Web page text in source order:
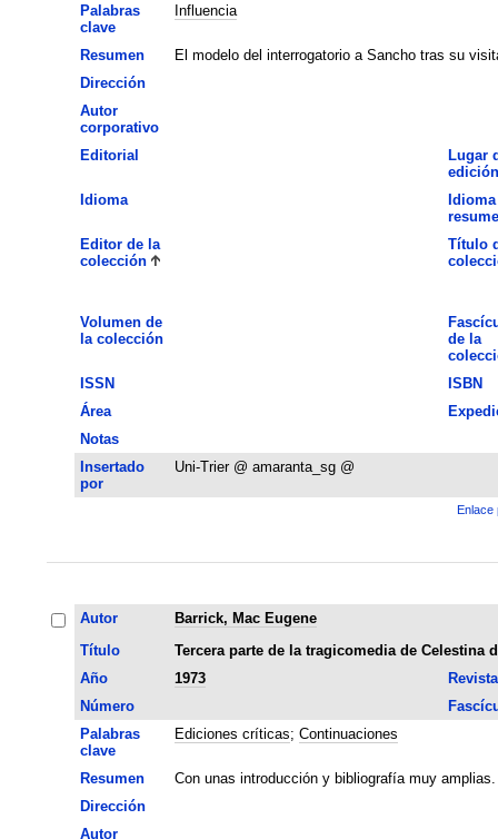
Palabras
clave
Influencia
Resumen
El modelo del interrogatorio a Sancho tras su
Dirección
Autor
corporativo
Editorial
Lugar
edición
Idioma
Editor de la
colección
Título
Volumen de
la colección
de la
ISSN
ISBN
Área
Notas
Insertado
por
Uni-Trier @ amaranta_sg @
Enlace
Autor
Barrick, Mac Eugene
Título
Tercera parte de la tragicomedia de Celestina
Año
1973
Revista
Número
Palabras
clave
Ediciones críticas; Continuaciones
Resumen
Con unas introducción y bibliografía muy amplias.
Dirección
Autor